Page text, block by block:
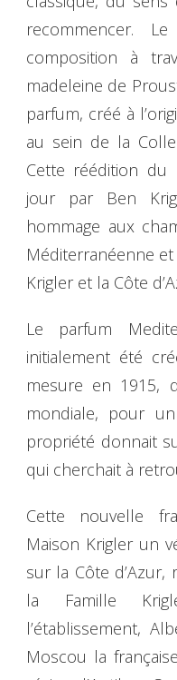
recommencer.
composition à
madeleine de
parfum, créé à
au sein de la
Cette réédition
jour par Ben
hommage aux
Méditerranéenne
Krigler et la Côte
Le parfum
initialement été
mesure en 1915,
mondiale, pour
propriété donnait
qui cherchait à
Cette nouvelle
Maison Krigler un
sur la Côte d’Azur,
la Famille
l’établissement,
Moscou la